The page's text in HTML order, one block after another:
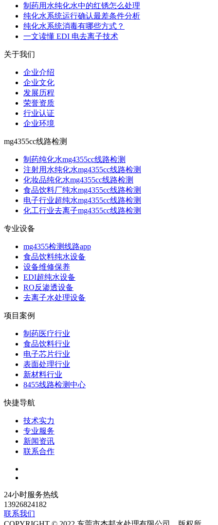
制药用水纯化水中的红锈怎么处理
纯化水系统运行确认最差条件分析
纯化水系统消毒有哪些方式？
一文读懂 EDI 电去离子技术
关于我们
企业介绍
企业文化
发展历程
荣誉资质
行业认证
企业环境
mg4355cc线路检测
制药纯化水mg4355cc线路检测
注射用水纯化水mg4355cc线路检测
化妆品纯化水mg4355cc线路检测
食品饮料厂纯水mg4355cc线路检测
电子行业超纯水mg4355cc线路检测
化工行业去离子mg4355cc线路检测
专业设备
mg4355检测线路app
食品饮料纯水设备
设备维修保养
EDI超纯水设备
RO反渗透设备
去离子水处理设备
项目案例
制药医疗行业
食品饮料行业
电子芯片行业
表面处理行业
新材料行业
8455线路检测中心
快捷导航
技术实力
专业服务
新闻资讯
联系合作
24小时服务热线
13926824182
联系我们